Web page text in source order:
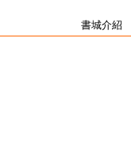
書城介紹